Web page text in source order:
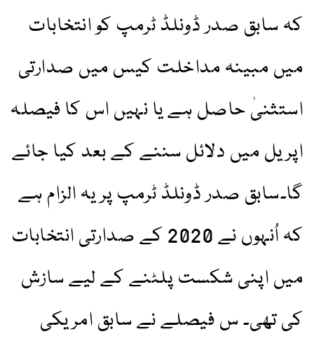
کہ سابق صدر ڈونلڈ ٹرمپ کو انتخابات
میں مبینہ مداخلت کیس میں صدارتی
استثنیٰ حاصل ہے یا نہیں اس کا فیصلہ
اپریل میں دلائل سننے کے بعد کیا جائے
گا۔سابق صدر ڈونلڈ ٹرمپ پر یہ الزام ہے
کہ اُنہوں نے 2020 کے صدارتی انتخابات
میں اپنی شکست پلٹنے کے لیے سازش
کی تھی۔ س فیصلے نے سابق امریکی